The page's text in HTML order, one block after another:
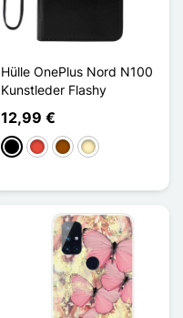
Hülle OnePlus Nord N100
Kunstleder Flashy
12,99 €
Schwarz
Rot BraunGolden